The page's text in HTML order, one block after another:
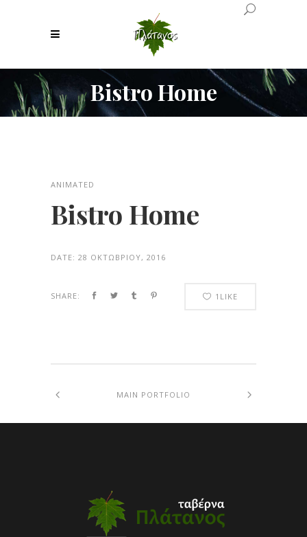
Bistro Home
ANIMATED
Bistro Home
DATE: 28 ΟΚΤΩΒΡΊΟΥ, 2016
SHARE: 1 LIKE
MAIN PORTFOLIO